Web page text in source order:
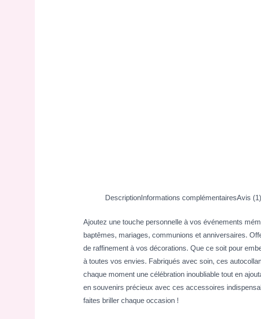
DescriptionInformations complémentairesAvis (1)
Ajoutez une touche personnelle à vos événements
baptêmes, mariages, communions et anniversaires.
de raffinement à vos décorations. Que ce soit pour
à toutes vos envies. Fabriqués avec soin, ces
chaque moment une célébration inoubliable tout en
en souvenirs précieux avec ces accessoires
faites briller chaque occasion !